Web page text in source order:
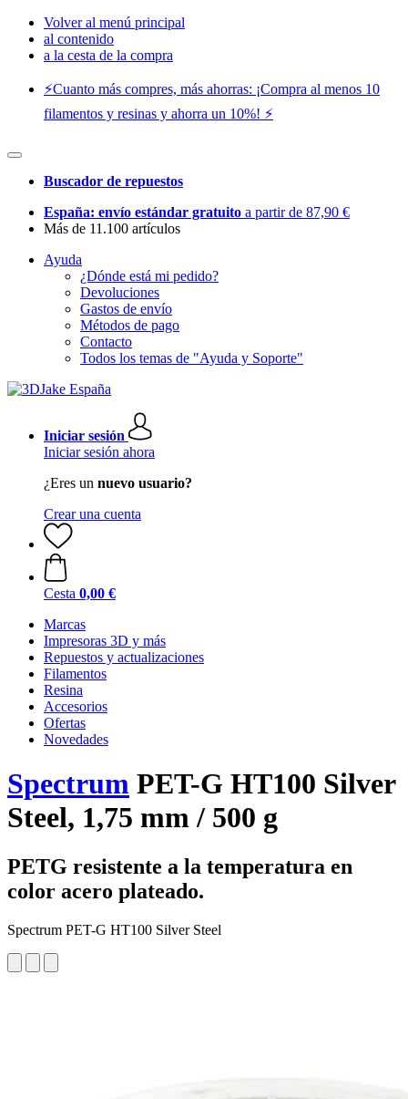
Volver al menú principal
al contenido
a la cesta de la compra
⚡️Cuanto más compres, más ahorras: ¡Compra al menos 10
filamentos y resinas y ahorra un 10%! ⚡️
Buscador de repuestos
España: envío estándar gratuito a partir de 87,90 €
Más de 11.100 artículos
Ayuda
¿Dónde está mi pedido?
Devoluciones
Gastos de envío
Métodos de pago
Contacto
Todos los temas de "Ayuda y Soporte"
Iniciar sesión
Iniciar sesión ahora
¿Eres un nuevo usuario?
Crear una cuenta
Cesta 0,00 €
Marcas
Impresoras 3D y más
Repuestos y actualizaciones
Filamentos
Resina
Accesorios
Ofertas
Novedades
Spectrum PET-G HT100 Silver
Steel, 1,75 mm / 500 g
PETG resistente a la temperatura en
color acero plateado.
Spectrum PET-G HT100 Silver Steel